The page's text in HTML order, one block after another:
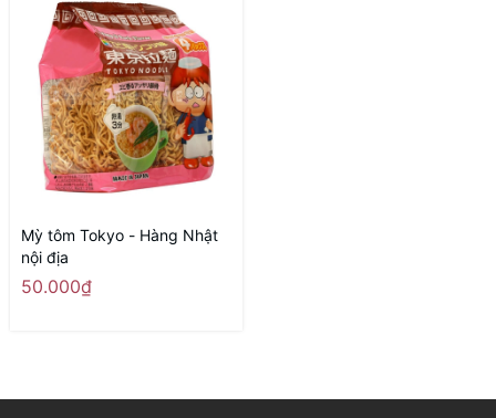
Mỳ tôm Tokyo - Hàng Nhật
nội địa
50.000₫